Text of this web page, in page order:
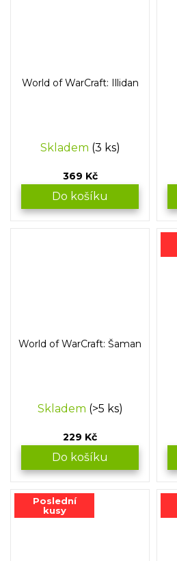
World of WarCraft: Illidan
Skladem (3 ks)
369 Kč
Do košíku
World of WarCraft: Šaman
Skladem (>5 ks)
229 Kč
Do košíku
Poslední
kusy